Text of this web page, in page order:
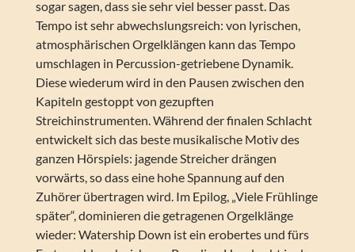
sogar sagen, dass sie sehr viel besser passt. Das
Tempo ist sehr abwechslungsreich: von lyrischen,
atmosphärischen Orgelklängen kann das Tempo
umschlagen in Percussion-getriebene Dynamik.
Diese wiederum wird in den Pausen zwischen den
Kapiteln gestoppt von gezupften
Streichinstrumenten. Während der finalen Schlacht
entwickelt sich das beste musikalische Motiv des
ganzen Hörspiels: jagende Streicher drängen
vorwärts, so dass eine hohe Spannung auf den
Zuhörer übertragen wird. Im Epilog, „Viele Frühlinge
später“, dominieren die getragenen Orgelklänge
wieder: Watership Down ist ein erobertes und fürs